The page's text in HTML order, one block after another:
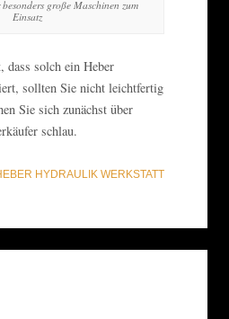
große Maschinen zum
Einsatz
dass solch ein Heber
sollten Sie nicht leichtfertig
Sie sich zunächst über
schlau.
HYDRAULIK WERKSTATT